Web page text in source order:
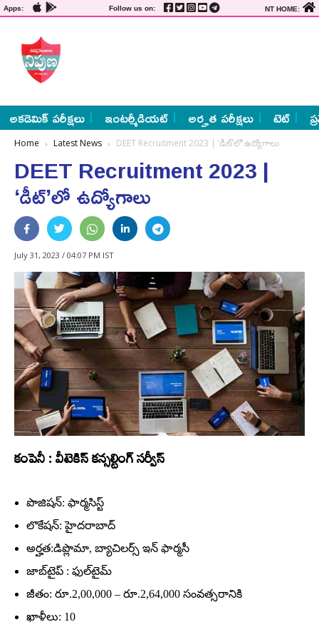
Apps: Follow us on: NT HOME:
అకడెమిక్ పరీక్షలు ఇంటర్మీడియట్ అర్హత పరీక్షలు టెట్
Home Latest News DEET Recruitment 2023 | ‘డీట్‌’లో ఉద్యోగాలు
DEET Recruitment 2023 |
‘డీట్‌’లో ఉద్యోగాలు
July 31, 2023 / 04:07 PM IST
కంపెనీ : వీటెకిస్‌ కన్సల్టింగ్‌ సర్వీస్‌
పొజిషన్‌: ఫార్మసిస్ట్‌
లొకేషన్‌: హైదరాబాద్‌
అర్హత:డిప్లొమా, బ్యాచిలర్స్‌ ఇన్‌ ఫార్మసీ
జాబ్‌టైప్‌ : ఫుల్‌టైమ్‌
జీతం: రూ.2,00,000 – రూ.2,64,000 సంవత్సరానికి
ఖాళీలు: 10